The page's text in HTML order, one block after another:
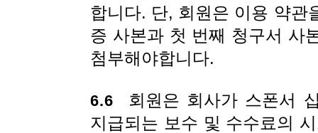
합니다. 단, 회원은 이용 약관
증 사본과 첫 번째 청구서 사
첨부해야합니다.
6.6 회원은 회사가 스폰서
지급되는 보수 및 수수료의